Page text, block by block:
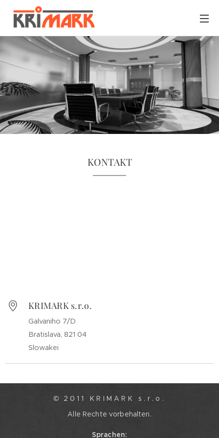
KONTAKT
KRIMARK s.r.o.
Galvaniho 7/D
Bratislava, 821 04
Slowakei
© 2 0 1 1 K R I M A R K s . r . o .
Alle Rechte vorbehalten.
Sprachen